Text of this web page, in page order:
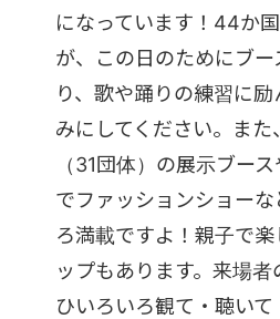
になっています！44か
が、この日のためにブ
り、歌や踊りの練習に
みにしてください。ま
（31団体）の展示ブー
でファッションショーな
ろ満載ですよ！親子で
ップもあります。来場
ひいろいろ観て・聴い